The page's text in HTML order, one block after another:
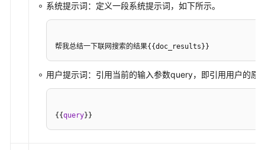
系统提示词：定义一段系统提示词，如下所示。
帮我总结一下联网搜索的结果{{doc_results}}
用户提示词：引用当前的输入参数query，即引用用户的原
{ {query} }